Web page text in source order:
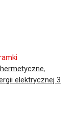
,
elektrycznej 3